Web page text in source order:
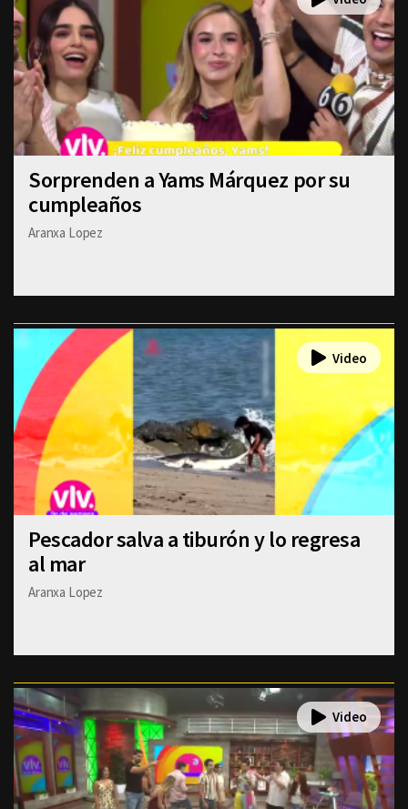
Sorprenden a Yams Márquez por su
cumpleaños
Aranxa Lopez
Pescador salva a tiburón y lo regresa
al mar
Aranxa Lopez